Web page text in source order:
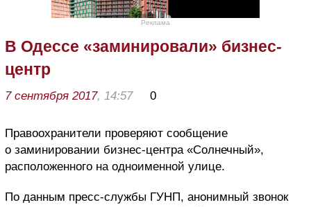
Реклама
В Одессе «заминировали» бизнес-
центр
7 сентября 2017, 14:57 0
Правоохранители проверяют сообщение
о заминировании бизнес-центра «Солнечный»,
расположенного на одноименной улице.
По данным пресс-службы ГУНП, анонимный звонок